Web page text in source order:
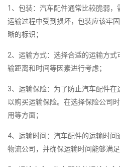
1、包装：汽车配件通常比较脆弱
运输过程中受到损坏，包装应该牢
晰的标识；
2、运输方式：选择合适的运输方
输距离和时间等因素进行考虑；
3、运输保险：为了防止汽车配件
以购买运输保险。在选择保险公司
用等方面；
4、运输时间：汽车配件的运输时
物流公司，并确保运输时间能够满足